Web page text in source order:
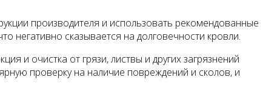
производителя и использовать рекомендованные
негативно сказывается на долговечности кровли.
и очистка от грязи, листвы и других загрязнений
проверку на наличие повреждений и сколов, и